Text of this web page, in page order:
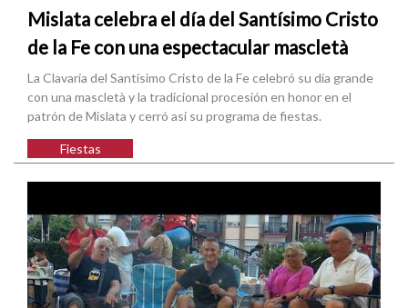
Mislata celebra el día del Santísimo Cristo
de la Fe con una espectacular mascletà
La Clavaría del Santísimo Cristo de la Fe celebró su día grande
con una mascletà y la tradicional procesión en honor en el
patrón de Mislata y cerró así su programa de fiestas.
Fiestas